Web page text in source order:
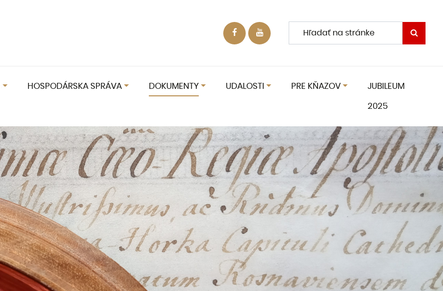
HOSPODÁRSKA SPRÁVA DOKUMENTY UDALOSTI PRE KŇAZOV JUBILEUM
2025